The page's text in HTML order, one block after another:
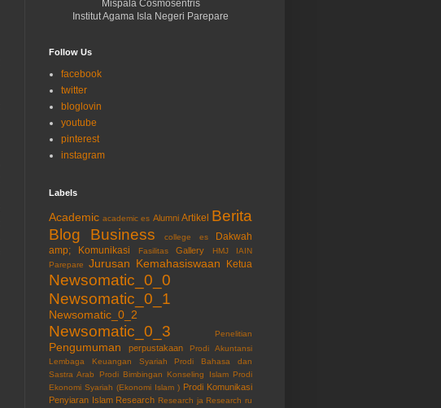
Mispala Cosmosentris
Institut Agama Isla Negeri Parepare
Follow Us
facebook
twitter
bloglovin
youtube
pinterest
instagram
Labels
Academic academic es Alumni Artikel Berita
Blog
Business college es
Dakwah
amp; Komunikasi
Fasilitas Gallery HMJ
IAIN
Parepare
Jurusan Kemahasiswaan Ketua
Newsomatic_0_0
Newsomatic_0_1
Newsomatic_0_2
Newsomatic_0_3 Penelitian
Pengumuman perpustakaan
Prodi Akuntansi
Lembaga Keuangan Syariah
Prodi Bahasa dan
Sastra Arab
Prodi Bimbingan Konseling Islam Prodi
Ekonomi Syariah (Ekonomi Islam ) Prodi Komunikasi
Penyiaran Islam Research Research ja Research ru